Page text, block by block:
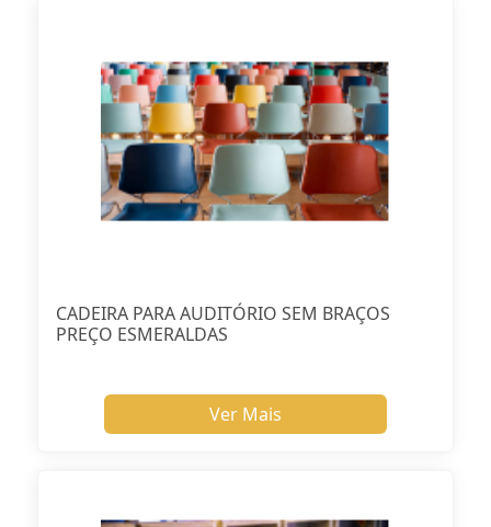
CADEIRA PARA AUDITÓRIO SEM BRAÇOS
PREÇO ESMERALDAS
Ver Mais